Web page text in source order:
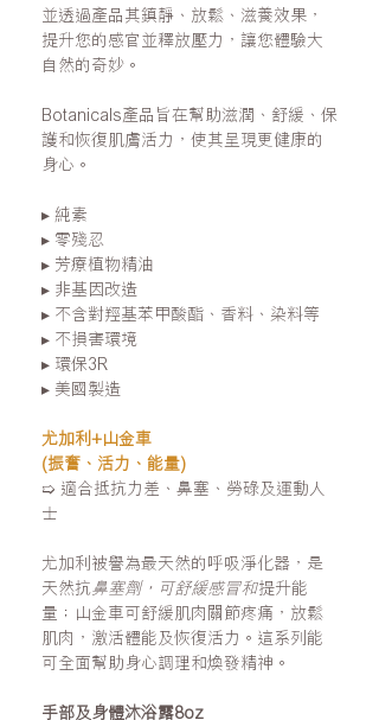
並透過產品其鎮靜 、放鬆、滋養效果，
提升您的感官並釋放壓力，讓您體驗大
自然的奇妙。
Botanicals產品旨在幫助滋潤、舒緩、保
護和恢復肌膚活力，使其呈現更健康的
身心。
▸ 純素
▸ 零殘忍
▸ 芳療植物精油
▸ 非基因改造
▸ 不含對羥基苯甲酸酯、香料、染料等
▸ 不損害環境
▸ 環保3R
▸ 美國製造
尤加利+山金車
(振奮、活力、能量)
➯ 適合抵抗力差、鼻塞、勞碌及運動人
士
尤加利被譽為最天然的呼吸淨化器， 是
天然抗鼻塞劑，可舒緩感冒和提升能
量 ；山金車可舒緩肌肉關節疼痛 ， 放鬆
肌肉，激活體能及恢復活力 。 這系列 能
可全面幫助 身心調理和煥發精神。
手部及身體沐浴露8oz